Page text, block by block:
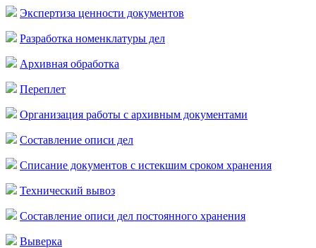
Экспертиза ценности документов
Разработка номенклатуры дел
Архивная обработка
Переплет
Организация работы с архивным документами
Составление описи дел
Списание документов с истекшим сроком хранения
Технический вывоз
Составление описи дел постоянного хранения
Выверка